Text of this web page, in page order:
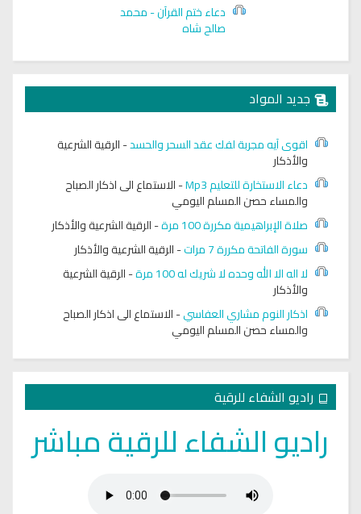
دعاء ختم القرآن - محمد
صالح شاه
جديد المواد
اقوى آيه مجربة لفك عقد السحر والحسد-الرقية الشرعية
والأذكار
دعاء الاستخارة للتعليم Mp3
-الاستماع الى اذكار الصباح
والمساء حصن المسلم اليومي
صلاة الإبراهيمية مكررة 100 مرة
-الرقية الشرعية والأذكار
سورة الفاتحة مكررة 7 مرات
-الرقية الشرعية والأذكار
لا اله الا الله وحده لا شريك له 100 مرة
-الرقية الشرعية
والأذكار
اذكار النوم مشاري العفاسي-الاستماع الى اذكار الصباح
والمساء حصن المسلم اليومي
راديو الشفاء للرقية
راديو الشفاء للرقية مباشر